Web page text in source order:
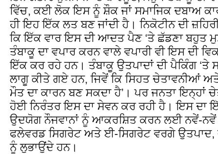
ਵਿੱਚ, ਕਈ ਲੋਕ ਇਸ ਨੂੰ ਸ਼ੌਕ ਜਾਂ ਸਮਾਜਿਕ ਦਬਾਅ
ਹੀ ਇਹ ਇੱਕ ਲਤ ਬਣ ਜਾਂਦੀ ਹੈ। ਨਿਕੋਟੀਨ ਦੀ
ਕਿ ਇੱਕ ਵਾਰ ਇਸ ਦੀ ਆਦਤ ਪੈਣ ‘ਤੇ ਛੱਡਣਾ ਬਹੁਤ
ਤੰਬਾਕੂ ਦਾ ਵਪਾਰ ਕਰਨ ਵਾਲੇ ਵਪਾਰੀ ਵੀ ਇਸ ਦੀ
ਇੱਕ ਕਰ ਰਹੇ ਹਨ। ਤੰਬਾਕੂ ਉਤਪਾਦਾਂ ਦੀ ਪੈਕਿੰਗ ‘ਤੇ
ਲਾਗੂ ਕੀਤੇ ਗਏ ਹਨ, ਜਿਵੇਂ ਕਿ ਸਿਹਤ ਚੇਤਾਵਨੀਆਂ
ਮੌਤ ਦਾ ਕਾਰਨ ਬਣ ਸਕਦਾ ਹੈ’। ਪਰ ਜਨਤਾ ਇਨ੍ਹਾਂ
ਹੋਈ ਨਿਰੰਤਰ ਇਸ ਦਾ ਸੇਵਨ ਕਰ ਰਹੀ ਹੈ। ਇਸ ਦਾ
ਉਦਯੋਗ ਨੌਜਵਾਨਾਂ ਨੂੰ ਆਕਰਸ਼ਿਤ ਕਰਨ ਲਈ ਨਵੇਂ-ਨਵੇਂ
ਫਲੇਵਰਡ ਸਿਗਰੇਟ ਅਤੇ ਈ-ਸਿਗਰੇਟ ਵਰਗੇ ਉਤਪਾਦ,
ਨੂੰ ਲੁਭਾਉਂਦੇ ਹਨ।